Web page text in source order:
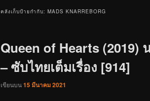
คลังเก็บป้ายกำกับ: MADS KNARREBORG
Queen of Hearts
– ซับไทยเต็มเรื่อง [914]
เขียนบน15 มีนาคม 2021